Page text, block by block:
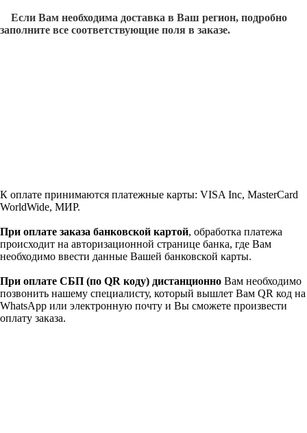
Если Вам необходима доставка в Ваш регион, подробно
заполните все соответствующие поля в заказе.
К оплате принимаются платежные карты: VISA Inc, MasterCard
WorldWide, МИР.
При оплате заказа банковской картой, обработка платежа
происходит на авторизационной странице банка, где Вам
необходимо ввести данные Вашей банковской карты.
При оплате СБП (по QR коду) дистанционно Вам необходимо
позвонить нашему специалисту, который вышлет Вам QR код на
WhatsApp или электронную почту и Вы сможете произвести
оплату заказа.